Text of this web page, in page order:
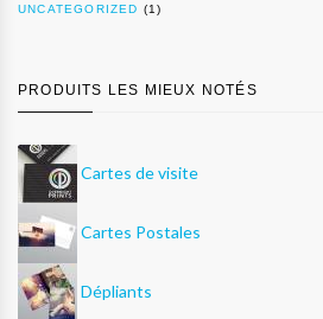
UNCATEGORIZED (1)
PRODUITS LES MIEUX NOTÉS
Cartes de visite
Cartes Postales
Dépliants